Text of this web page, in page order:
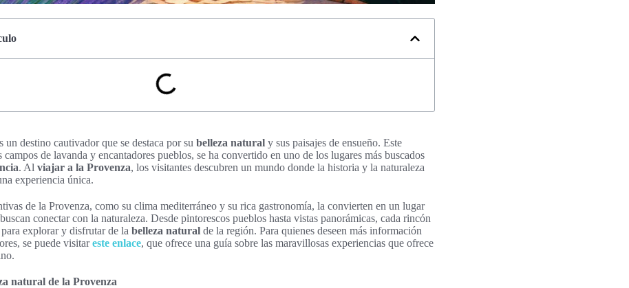
un destino cautivador que se destaca por su belleza natural y sus paisajes de ensueño. Este
de lavanda y encantadores pueblos, se ha convertido en uno de los lugares más buscados
. Al viajar a la Provenza, los visitantes descubren un mundo donde la historia y la naturaleza
experiencia única.
de la Provenza, como su clima mediterráneo y su rica gastronomía, la convierten en un lugar
conectar con la naturaleza. Desde pintorescos pueblos hasta vistas panorámicas, cada rincón
explorar y disfrutar de la belleza natural de la región. Para quienes deseen más información
se puede visitareste enlace, que ofrece una guía sobre las maravillosas experiencias que ofrece
natural de la Provenza